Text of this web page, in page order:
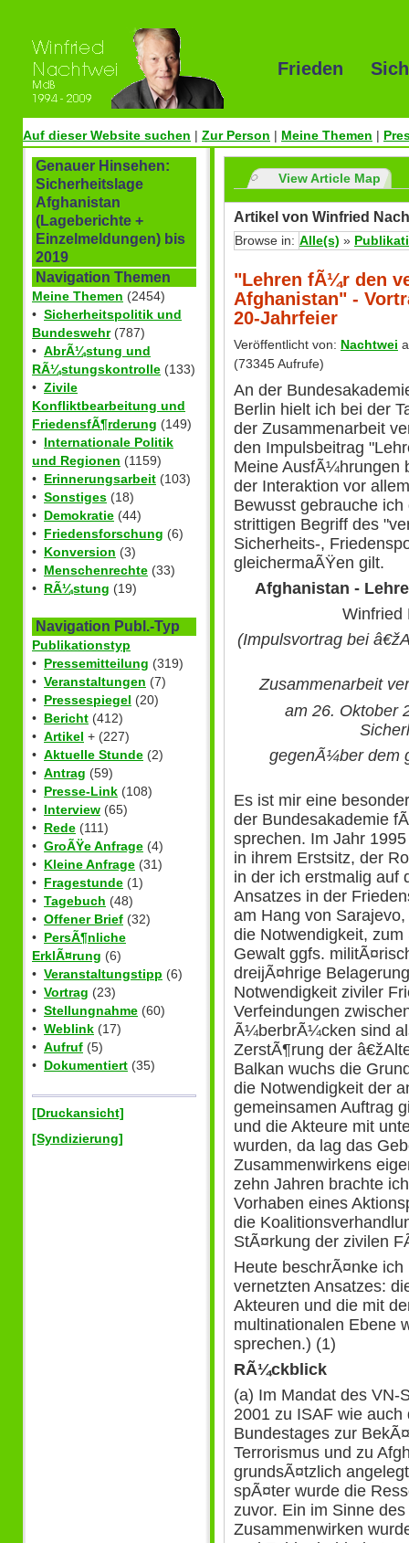
Frieden
Auf dieser Website suchen | Zur Person | Meine Themen |
Genauer Hinsehen:
Sicherheitslage
Afghanistan
(Lageberichte +
Einzelmeldungen) bis
2019
Navigation Themen
Meine Themen (2454)
• Sicherheitspolitik und
Bundeswehr(787)
• AbrÃ¼stung und
RÃ¼stungskontrolle (133)
• Zivile
Konfliktbearbeitung und
FriedensfÃ¶rderung (149)
• Internationale Politik
und Regionen (1159)
• Erinnerungsarbeit (103)
• Sonstiges (18)
• Demokratie (44)
• Friedensforschung (6)
• Konversion (3)
• Menschenrechte (33)
• RÃ¼stung (19)
Navigation Publ.-Typ
Publikationstyp
• Pressemitteilung (319)
• Veranstaltungen (7)
• Pressespiegel (20)
• Bericht (412)
• Artikel + (227)
• Aktuelle Stunde (2)
• Antrag (59)
• Presse-Link (108)
• Interview (65)
• Rede (111)
• GroÃŸe Anfrage (4)
• Kleine Anfrage (31)
• Fragestunde (1)
• Tagebuch (48)
• Offener Brief (32)
• PersÃ¶nliche
ErklÃ¤rung (6)
• Veranstaltungstipp (6)
• Vortrag (23)
• Stellungnahme (60)
• Weblink (17)
• Aufruf (5)
• Dokumentiert (35)
[Druckansicht]
[Syndizierung]
View Article Map
Artikel von Winfried
Browse in: Alle(s) »
"Lehren fÃ¼r den
Afghanistan" -
20-Jahrfeier
Veröffentlicht von: Nachtwei
(73345 Aufrufe)
An der
Berlin hielt ich bei der
der Zusammenarbeit
den Impulsbeitrag
Meine AusfÃ¼hrungen
der Interaktion vor
Bewusst gebrauche
strittigen Begriff des
Sicherheits-,
gleichermaÃŸen gilt.
Afghanistan -
Winfried
(Impulsvortrag bei
Zusammenarbeit
am 26. Oktober
gegenÃ¼ber dem
Es ist mir eine
der Bundesakademie
sprechen. Im Jahr
in ihrem Erstsitz, der
in der ich erstmalig auf
Ansatzes in der
am Hang von
die Notwendigkeit,
Gewalt ggfs.
dreijÃ¤hrige
Notwendigkeit ziviler
Verfeindungen
Ã¼berbrÃ¼cken sind
ZerstÃ¶rung der
Balkan wuchs die
die Notwendigkeit der
gemeinsamen Auftrag
und die Akteure mit
wurden, da lag das
Zusammenwirkens
zehn Jahren brachte
Vorhaben eines
die
StÃ¤rkung der zivilen
Heute beschrÃ¤nke
vernetzten Ansatzes:
Akteuren und die mit
multinationalen Ebene
sprechen.) (1)
RÃ¼ckblick
(a) Im Mandat des VN-
2001 zu ISAF wie
Bundestages zur
Terrorismus und zu
grundsÃ¤tzlich
spÃ¤ter wurde die
zuvor. Ein im Sinne
Zusammenwirken